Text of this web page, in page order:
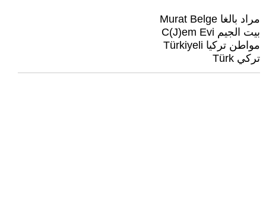
مراد بالغا Murat Belge
بيت الجيم C(J)em Evi
مواطن تركيا Türkiyeli
تركي Türk